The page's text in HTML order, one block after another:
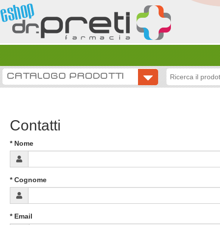
CATALOGO PRODOTTI
Contatti
inserisci
tuoi
dati
* Nome
* Cognome
* Email